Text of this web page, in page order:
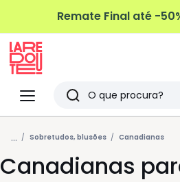
Remate Final até -
Menu
Redoute
Pesquisar
Últimos
artigos
vistos
... Sobretudos, blusões Canadianas
Canadianas